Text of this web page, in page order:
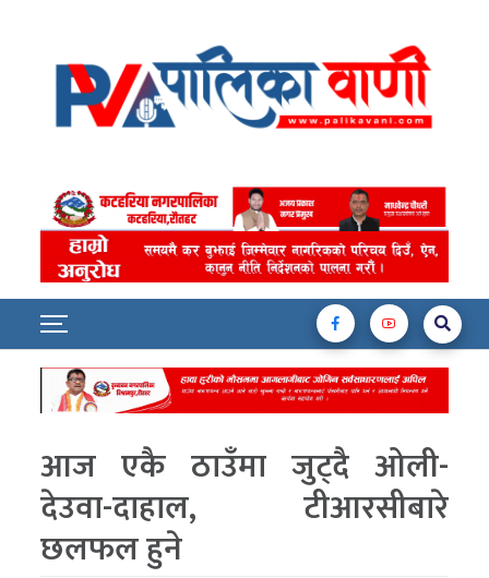
आज एकै ठाउँमा जुट्दै ओली-
देउवा-दाहाल, टीआरसीबारे
छलफल हुने